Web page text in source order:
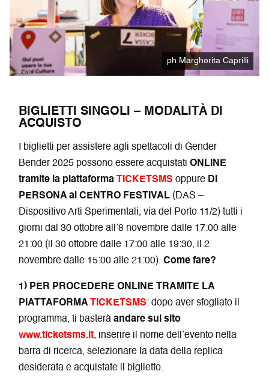
ph Margherita Caprilli
BIGLIETTI SINGOLI – MODALITÀ DI
ACQUISTO
I biglietti per assistere agli spettacoli di Gender
Bender 2025 possono essere acquistatiONLINE
tramite la piattaforma
TICKETSMS oppure DI
PERSONA al CENTRO FESTIVAL (DAS –
Dispositivo Arti Sperimentali, via del Porto 11/2) tutti i
giorni dal 30 ottobre all’8 novembre dalle 17:00 alle
21:00 (il 30 ottobre dalle 17:00 alle 19:30, il 2
novembre dalle 15:00 alle 21:00).Come fare?
1) PER PROCEDERE ONLINE TRAMITE LA
PIATTAFORMA
TICKETSMS: dopo aver sfogliato il
programma, ti basteràandare sul sito
www.ticketsms.it, inserire il nome dell’evento nella
barra di ricerca, selezionare la data della replica
desiderata e acquistate il biglietto.